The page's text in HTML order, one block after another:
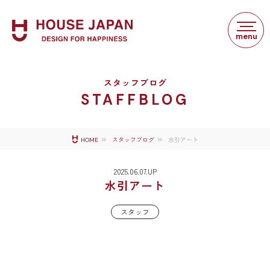
スタッフブログ
STAFFBLOG
HOME スタッフブログ 水引アート
2025.06.07.UP
水引アート
スタッフ